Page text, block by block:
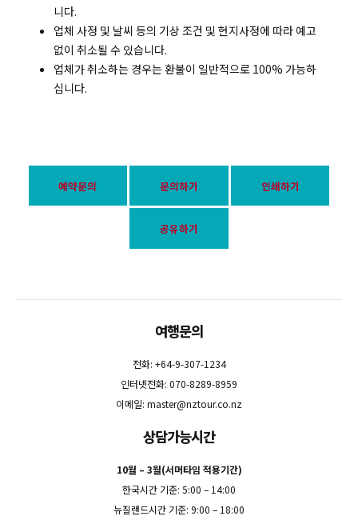
니다.
업체 사정 및 날씨 등의 기상 조건 및 현지사정에 따라 예고
없이 취소될 수 있습니다.
업체가 취소하는 경우는 환불이 일반적으로 100% 가능하
십니다.
예약문의 문의하기 인쇄하기
공유하기
여행문의
전화: +64-9-307-1234
인터넷전화: 070-8289-8959
이메일: master@nztour.co.nz
상담가능시간
10월 – 3월(서머타임 적용기간)
한국시간 기준: 5:00 – 14:00
뉴질랜드시간 기준: 9:00 – 18:00